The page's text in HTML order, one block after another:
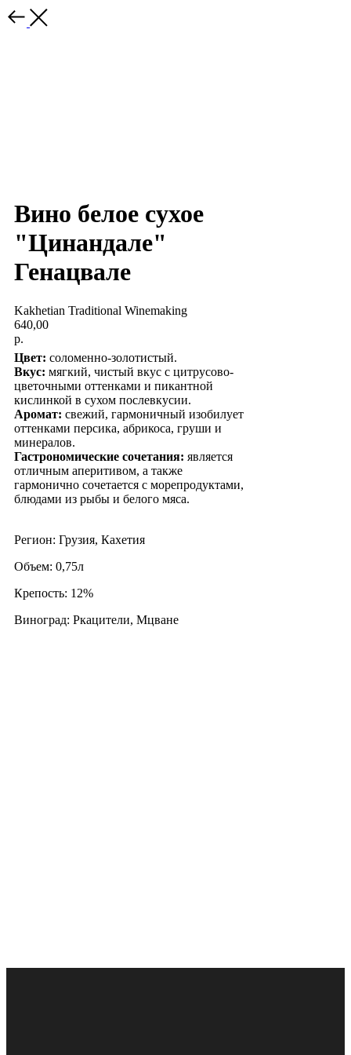
Вино белое сухое
"Цинандале"
Генацвале
Kakhetian Traditional Winemaking
640,00
р.
Цвет: соломенно-золотистый.
Вкус: мягкий, чистый вкус с цитрусово-
цветочными оттенками и пикантной
кислинкой в сухом послевкусии.
Аромат: свежий, гармоничный изобилует
оттенками персика, абрикоса, груши и
минералов.
Гастрономические сочетания: является
отличным аперитивом, а также
гармонично сочетается с морепродуктами,
блюдами из рыбы и белого мяса.
Регион: Грузия, Кахетия
Объем: 0,75л
Крепость: 12%
Виноград: Ркацители, Мцване